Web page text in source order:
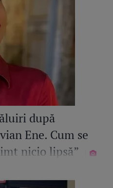
după
Ene. Cum se
nicio lipsă”